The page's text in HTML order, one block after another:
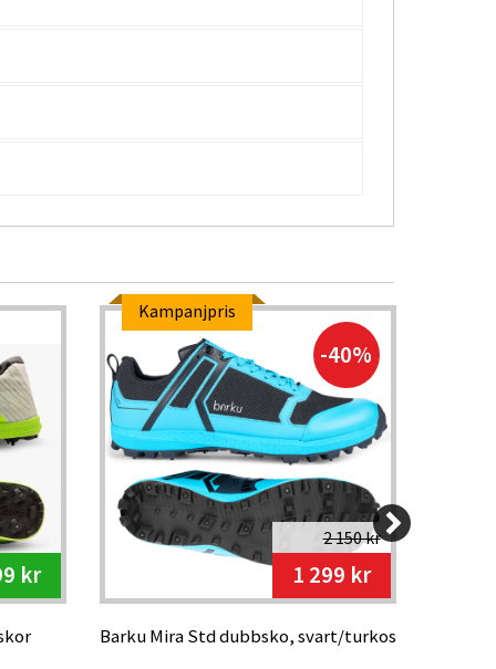
kr
Kampanjpris
-40%
2 150 kr
1 299 kr
Barku Mira Std dubbsko, svart/turkos